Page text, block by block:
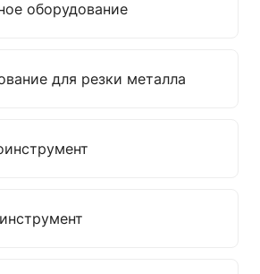
оборудование
для резки металла